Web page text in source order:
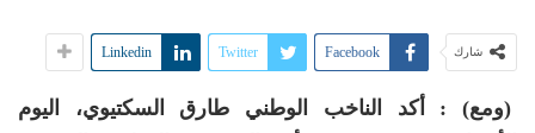
شارك Facebook
Twitter
Linkedin
(ومع) : أكد الناخب الوطني طارق السكتيوي، اليوم